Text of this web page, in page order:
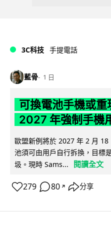
3C科技 手提電話
藍骨 1 日
可換電池手機或
2027 年強制手機
歐盟新例將於 2027 年 2 月
池須可由用戶自行拆換，目標
圾。現時 Sams...
閱讀全文
279 80 ↗ 分享